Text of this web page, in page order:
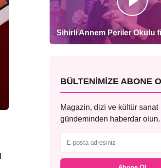
Sihirli Annem Periler Okulu
BÜLTENIMIZE ABONE
Magazin, dizi ve kültür sanat
gündeminden haberdar olun.